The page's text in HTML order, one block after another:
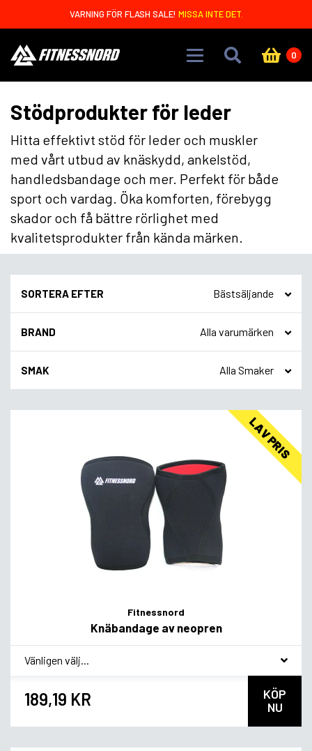
VARNING FÖR FLASH SALE! MISSA INTE DET.
0
Stödprodukter för leder
Hitta effektivt stöd för leder och muskler
med vårt utbud av knäskydd, ankelstöd,
handledsbandage och mer. Perfekt för både
sport och vardag. Öka komforten, förebygg
skador och få bättre rörlighet med
kvalitetsprodukter från kända märken.
SORTERA EFTER
BRAND
SMAK
LAV PRIS
Fitnessnord
Knäbandage av neopren
* Smagsvariant
189,19 KR
KÖP
NU